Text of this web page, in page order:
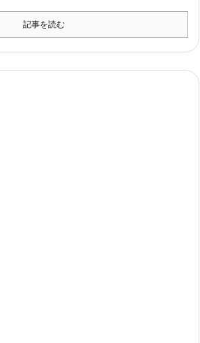
記事を読む